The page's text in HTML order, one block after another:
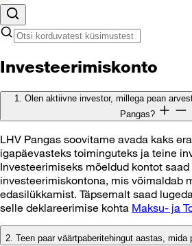
Investeerimiskonto
1. Olen aktiivne investor, millega pean
Pangas?
LHV Pangas soovitame avada kaks
igapäevasteks toiminguteks ja teine
Investeerimiseks mõeldud kontot
investeerimiskontona, mis võimaldab
edasilükkamist. Täpsemalt saad
selle deklareerimise kohta Maksu- ja
2. Teen paar väärtpaberitehingut aastas, mida